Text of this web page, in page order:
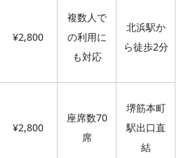
¥2,800
複数人で
の利用に
も対応
北浜駅か
ら徒歩2分
¥2,800
座席数70
席
堺筋本町
駅出口直
結